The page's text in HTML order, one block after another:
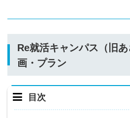
Re就活キャンパス（旧
画・プラン
目次